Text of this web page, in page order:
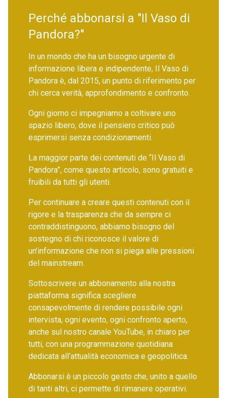
Perché abbonarsi a "Il Vaso di
Pandora?"
In un mondo che ha un bisogno urgente di
informazione libera e indipendente, Il Vaso di
Pandora è, dal 2015, un punto di riferimento per
chi cerca verità, approfondimento e confronto.
Ogni giorno ci impegniamo a coltivare uno
spazio libero, dove il pensiero critico può
esprimersi senza condizionamenti.
La maggior parte dei contenuti de “Il Vaso di
Pandora”, come questo articolo, sono gratuiti e
fruibili da tutti gli utenti.
Per continuare a creare questi contenuti con il
rigore e la trasparenza che da sempre ci
contraddistinguono, abbiamo bisogno del
sostegno di chi riconosce il valore di
un’informazione che non si piega alle pressioni
del mainstream.
Sottoscrivere un abbonamento alla nostra
piattaforma significa scegliere
consapevolmente di rendere possibile ogni
intervista, ogni evento, ogni confronto aperto,
anche sul nostro canale YouTube, in chiaro per
tutti, con una programmazione quotidiana
dedicata all’attualità economica e geopolitica.
Abbonarsi è un piccolo gesto che, unito a quello
di tanti altri, ci permette di rimanere operativi.